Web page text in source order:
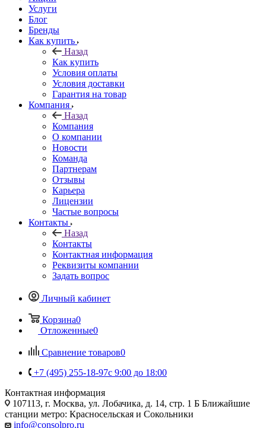
Услуги
Блог
Бренды
Как купить
Назад
Как купить
Условия оплаты
Условия доставки
Гарантия на товар
Компания
Назад
Компания
О компании
Новости
Команда
Партнерам
Отзывы
Карьера
Лицензии
Частые вопросы
Контакты
Назад
Контакты
Контактная информация
Реквизиты компании
Задать вопрос
Личный кабинет
Корзина0
Отложенные0
Сравнение товаров0
+7 (495) 255-18-97с 9:00 до 18:00
Контактная информация
107113, г. Москва, ул. Лобачика, д. 14, стр. 1 Б Ближайшие
станции метро: Красносельская и Сокольники
info@consolpro.ru